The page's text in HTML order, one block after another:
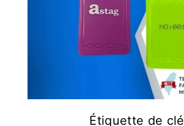
Étiquette de clé